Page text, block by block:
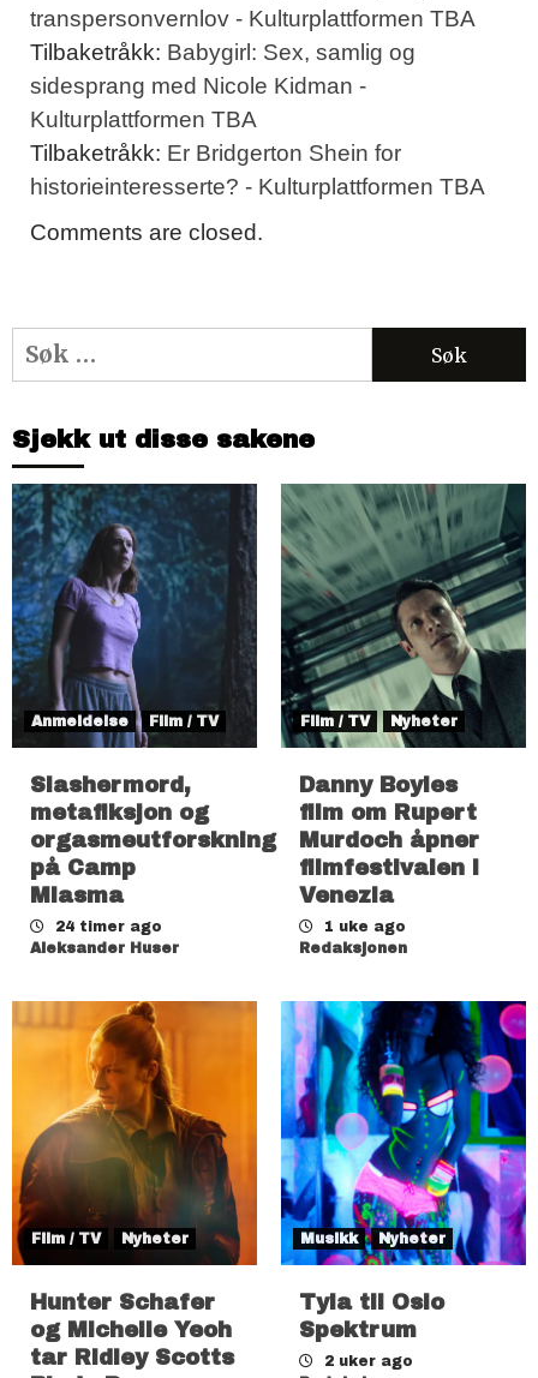
transpersonvernlov - Kulturplattformen TBA
Tilbaketråkk: Babygirl: Sex, samlig og
sidesprang med Nicole Kidman -
Kulturplattformen TBA
Tilbaketråkk: Er Bridgerton Shein for
historieinteresserte? - Kulturplattformen TBA
Comments are closed.
Søk
etter:
Sjekk ut disse sakene
Anmeldelse Film / TV
Slashermord,
metafiksjon og
orgasmeutforskning
på Camp
Miasma
24 timer ago
Aleksander Huser
Film / TV Nyheter
Danny Boyles
film om Rupert
Murdoch åpner
filmfestivalen i
Venezia
1 uke ago
Redaksjonen
Film / TV Nyheter
Hunter Schafer
og Michelle Yeoh
tar Ridley Scotts
Musikk Nyheter
Tyla til Oslo
Spektrum
2 uker ago